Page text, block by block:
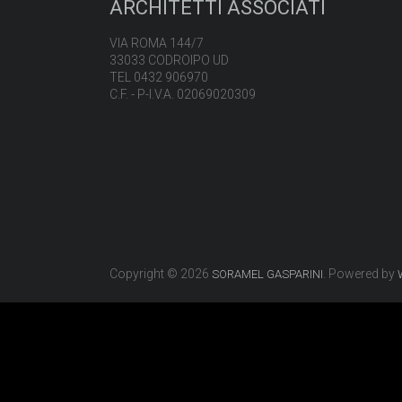
ARCHITETTI ASSOCIATI
VIA ROMA 144/7
33033 CODROIPO UD
TEL 0432 906970
C.F. - P-I.V.A. 02069020309
Copyright © 2026 SORAMEL GASPARINI. Powered by